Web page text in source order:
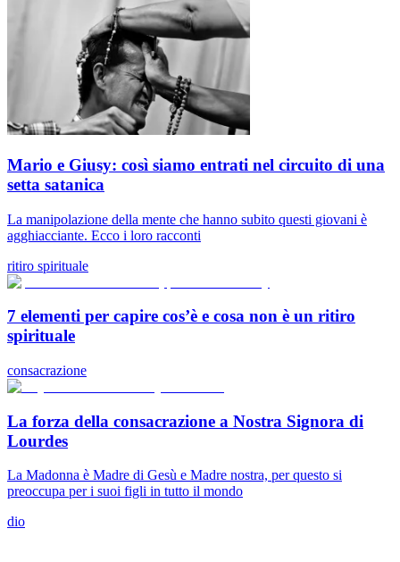
Mario e Giusy: così siamo entrati nel circuito di una
setta satanica
La manipolazione della mente che hanno subito questi giovani è
agghiacciante. Ecco i loro racconti
ritiro spirituale
7 elementi per capire cos’è e cosa non è un ritiro
spirituale
consacrazione
La forza della consacrazione a Nostra Signora di
Lourdes
La Madonna è Madre di Gesù e Madre nostra, per questo si
preoccupa per i suoi figli in tutto il mondo
dio